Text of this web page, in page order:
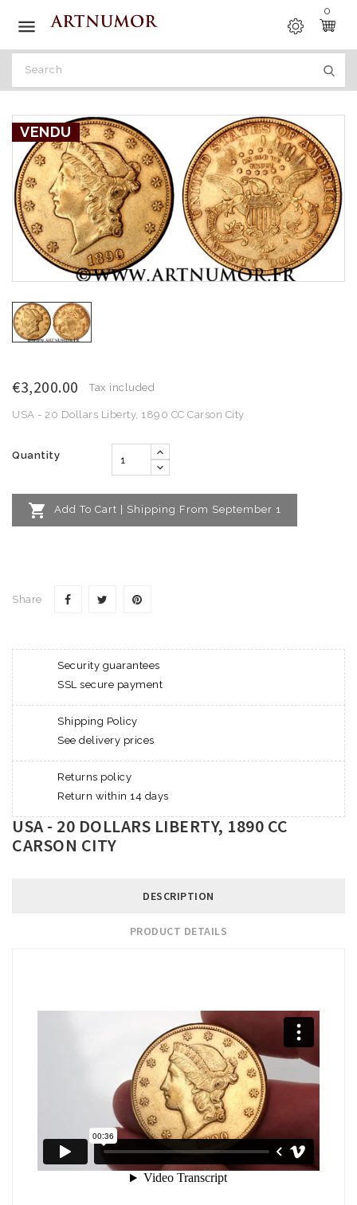

0
VENDU
€3,200.00 Tax included
USA - 20 Dollars Liberty, 1890 CC Carson City
Quantity
 Add To Cart | Shipping From September 1
Share
Security guarantees
SSL secure payment
Shipping Policy
See delivery prices
Returns policy
Return within 14 days
USA - 20 DOLLARS LIBERTY, 1890 CC
CARSON CITY
DESCRIPTION
PRODUCT DETAILS